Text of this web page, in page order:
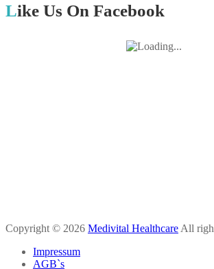
Like Us On Facebook
Copyright © 2026 Medivital Healthcare All
Impressum
AGB`s